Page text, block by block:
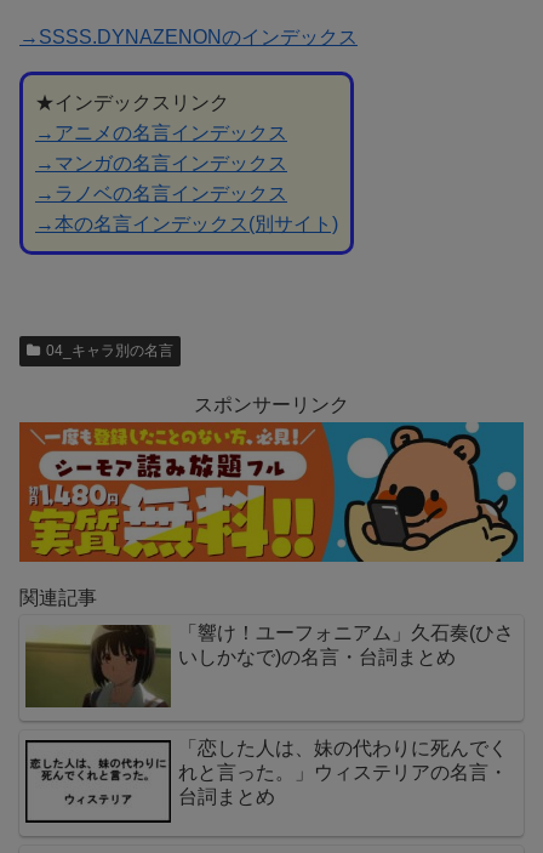
→SSSS.DYNAZENONのインデックス
★インデックスリンク
→アニメの名言インデックス
→マンガの名言インデックス
→ラノベの名言インデックス
→本の名言インデックス(別サイト)
04_キャラ別の名言
スポンサーリンク
関連記事
「響け！ユーフォニアム」久石奏(ひさ
いしかなで)の名言・台詞まとめ
「恋した人は、妹の代わりに死んでく
れと言った。」ウィステリアの名言・
台詞まとめ